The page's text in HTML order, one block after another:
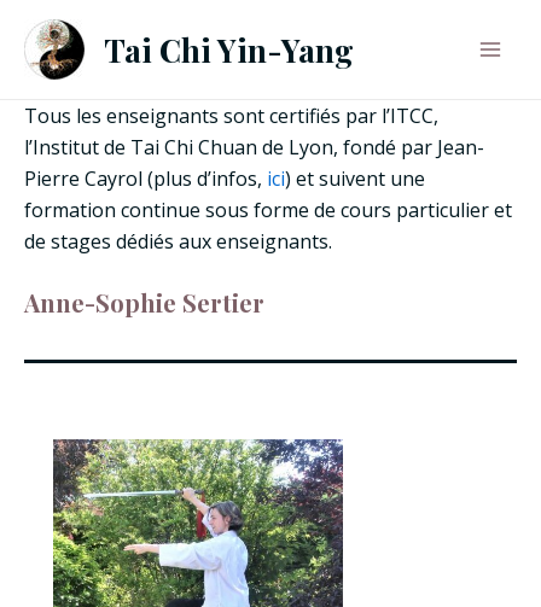
contenu
Tai Chi Yin-Yang
Tous les enseignants sont certifiés par l’ITCC,
l’Institut de Tai Chi Chuan de Lyon, fondé par Jean-
Pierre Cayrol (plus d’infos, ici) et suivent une
formation continue sous forme de cours particulier et
de stages dédiés aux enseignants.
Anne-Sophie Sertier